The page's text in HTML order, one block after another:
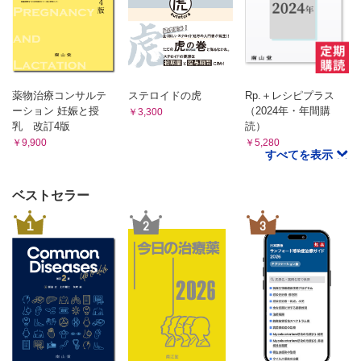
Q-32 オピオイドの切り替えに伴う処方提案
Q-33 抗がん薬治療中に処方されたリクシアナ
付録 1 薬剤師外来の現場から
CASE1 抗がん薬による下痢、重症度をどう評価する?
や…
CASE3 侮れない、支持療法薬で生じる便秘
CASE4 治療後も続く末梢神経障害への対処法は
主な副作用の有害事象共通用語規準（CTCAE）
薬物治療コンサルテ
ーション 妊娠と授
乳 改訂4版
￥9,900
ステロイドの虎
￥3,300
Rp.＋レシピプラス
（2024年・年間購
読）
￥5,280
すべてを表示
ベストセラー
1 2 3